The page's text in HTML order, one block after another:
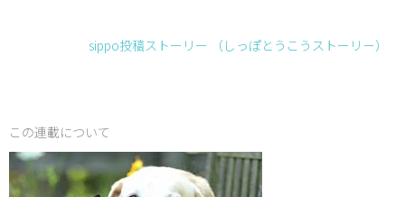
sippo投稿ストーリー （しっぽとうこうストーリ－）
この連載について